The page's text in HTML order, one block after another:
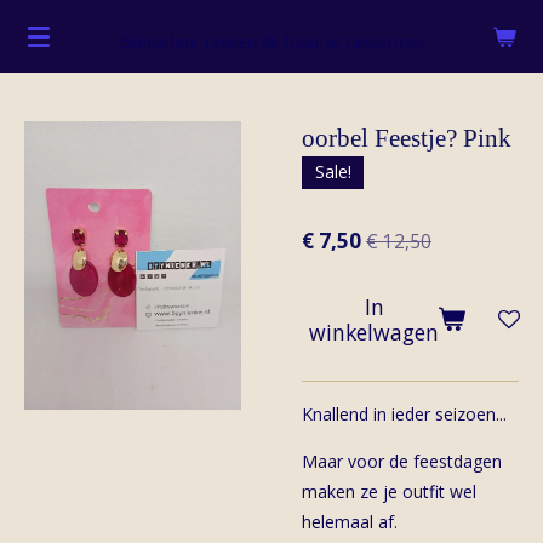
Ga
oorbel Feestje? Pink
Sale!
€ 7,50€ 12,50
In
winkelwagen
Knallend in ieder seizoen...
Maar voor de feestdagen
maken ze je outfit wel
helemaal af.